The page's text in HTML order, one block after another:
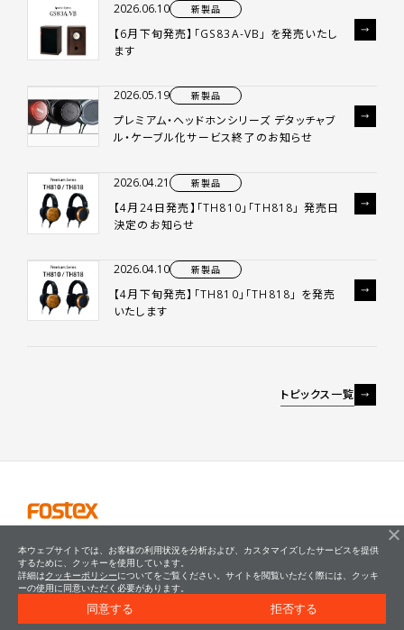
2026.06.10 新製品
【6月下旬発売】「GS83A-VB」 を発売いたし
ます
2026.05.19 新製品
プレミアム・ヘッドホンシリーズ デタッチャブ
ル・ケーブル化サービス終了のお知らせ
2026.04.21 新製品
【4月24日発売】「TH810」「TH818」 発売日
決定のお知らせ
2026.04.10 新製品
【4月下旬発売】「TH810」「TH818」 を発売
いたします
トピックス一覧
本ウェブサイトでは、お客様の利用状況を分析および、カスタマイズしたサービスを提供
するために、クッキーを使用しています。
詳細はクッキーポリシーについてをご覧ください。サイトを閲覧いただく際には、クッキ
ーの使用に同意いただく必要があります。
同意する 拒否する